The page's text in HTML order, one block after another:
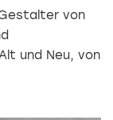
von
und Neu, von